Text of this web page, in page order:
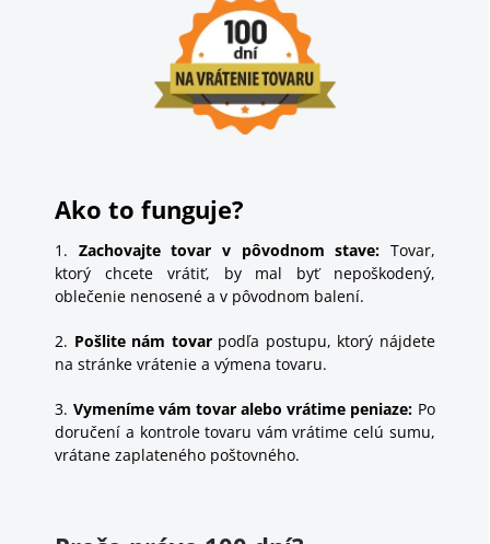
Ako to funguje?
1. Zachovajte tovar v pôvodnom stave: Tovar,
ktorý chcete vrátiť, by mal byť nepoškodený,
oblečenie nenosené a v pôvodnom balení.
2. Pošlite nám tovar podľa postupu, ktorý nájdete
na stránkevrátenie a výmena tovaru.
3. Vymeníme vám tovar alebo vrátime peniaze: Po
doručení a kontrole tovaru vám vrátime celú sumu,
vrátane zaplateného poštovného.